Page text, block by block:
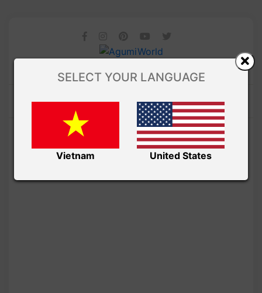
SELECT YOUR LANGUAGE
Vietnam United States